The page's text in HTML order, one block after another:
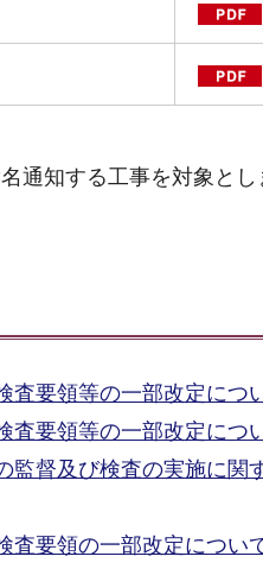
通知する工事を対象とし
要領等の一部改定につ
要領等の一部改定につ
監督及び検査の実施に
要領の一部改定につい